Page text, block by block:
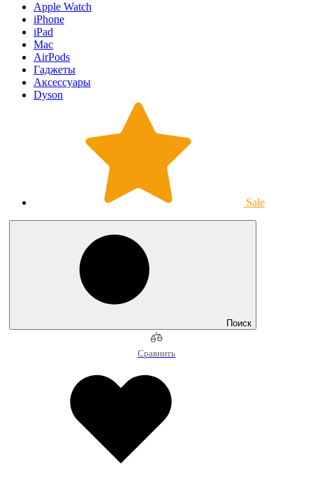
Apple Watch
iPhone
iPad
Mac
AirPods
Гаджеты
Аксессуары
Dyson
Sale
Поиск
Сравнить